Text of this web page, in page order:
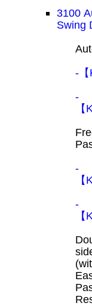
3100
Swing
-【
-
-
-